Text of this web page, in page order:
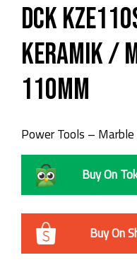
DCK
Keramik /
110mm
Power Tools –
Buy On
Buy On